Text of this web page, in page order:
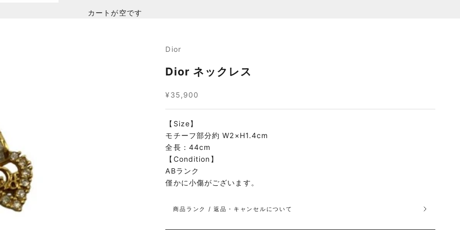
カートが空です
Dior
Dior ネックレス
セール価格
¥35,900
【Size】
モチーフ部分約 W2×H1.4cm
全長：44cm
【Condition】
ABランク
僅かに小傷がございます。
商品ランク / 返品・キャンセルについて